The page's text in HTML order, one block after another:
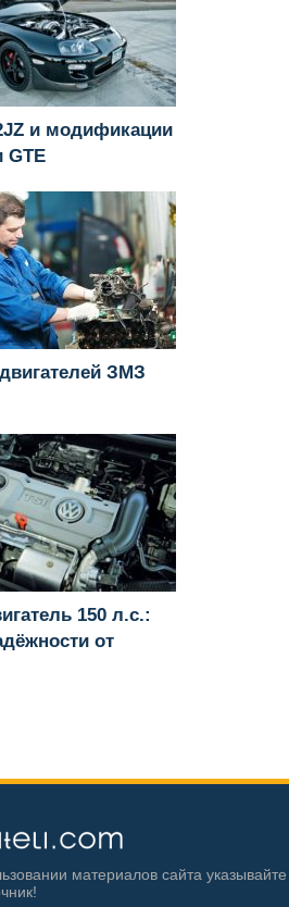
и модификации
GTE
ЗМЗ
150 л.с.:
от
материалов сайта указывайте